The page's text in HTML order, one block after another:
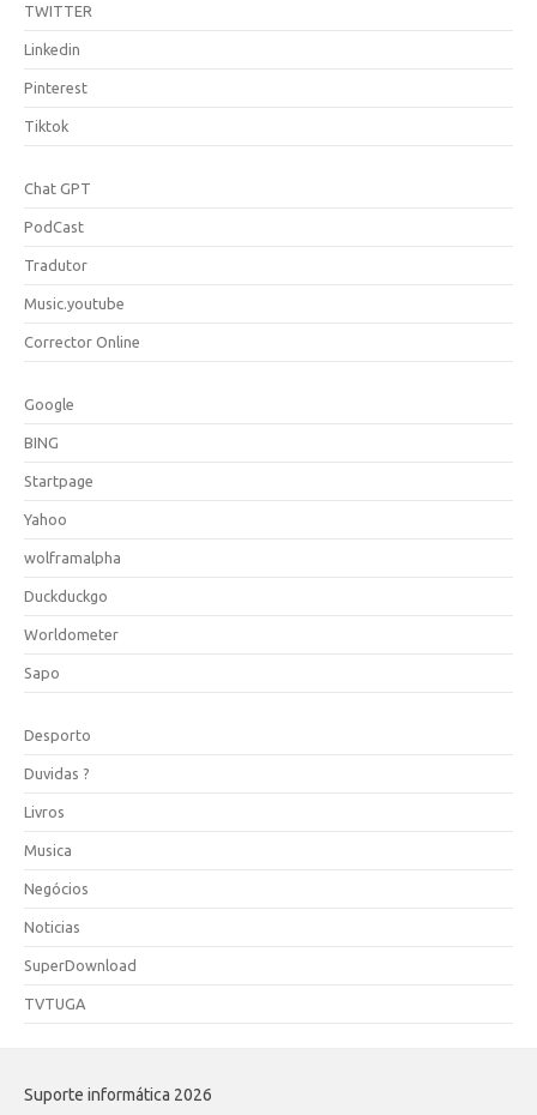
TWITTER
Linkedin
Pinterest
Tiktok
Chat GPT
PodCast
Tradutor
Music.youtube
Corrector Online
Google
BING
Startpage
Yahoo
wolframalpha
Duckduckgo
Worldometer
Sapo
Desporto
Duvidas ?
Livros
Musica
Negócios
Noticias
SuperDownload
TVTUGA
Suporte informática 2026